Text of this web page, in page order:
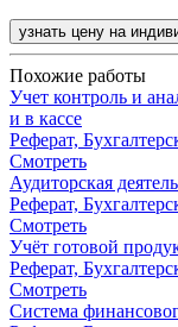
узнать цену на
Похожие работы
Учет контроль и
и в кассе
Реферат,
Смотреть
Аудиторская
Реферат,
Смотреть
Учёт готовой
Реферат,
Смотреть
Система